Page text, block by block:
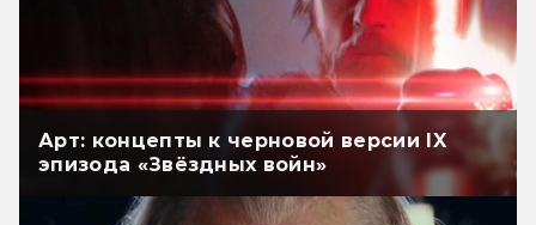
Арт: концепты к черновой версии IX
эпизода «Звёздных войн»